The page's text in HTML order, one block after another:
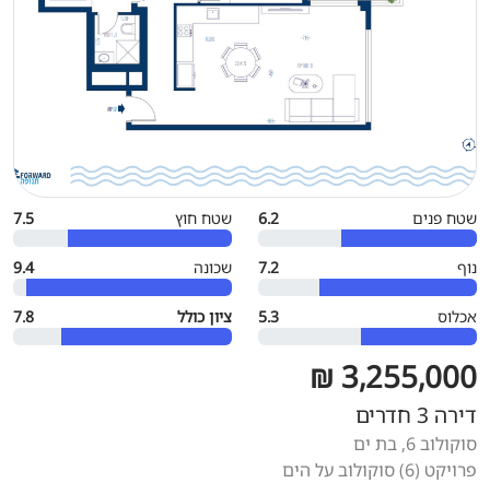
שטח פנים 6.2 שטח חוץ 7.5
נוף 7.2 שכונה 9.4
אכלוס 5.3 ציון כולל 7.8
3,255,000 ₪
דירה 3 חדרים
סוקולוב 6, בת ים
פרויקט (6) סוקולוב על הים